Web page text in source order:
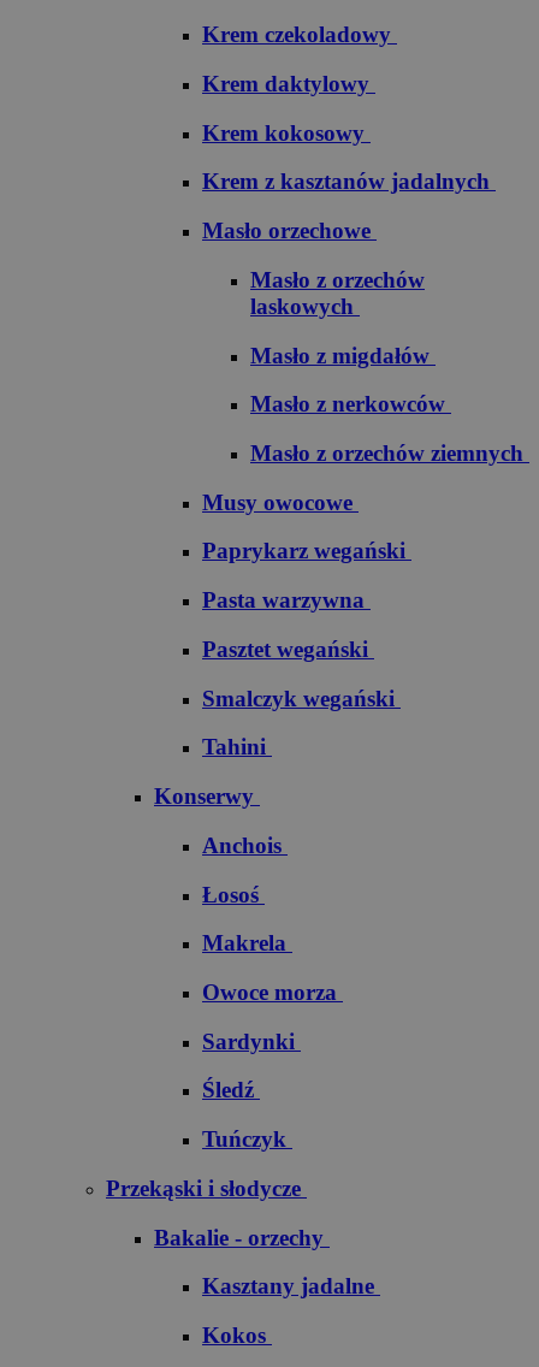
Krem czekoladowy
Krem daktylowy
Krem kokosowy
Krem z kasztanów jadalnych
Masło orzechowe
Masło z orzechów
laskowych
Masło z migdałów
Masło z nerkowców
Masło z orzechów ziemnych
Musy owocowe
Paprykarz wegański
Pasta warzywna
Pasztet wegański
Smalczyk wegański
Tahini
Konserwy
Anchois
Łosoś
Makrela
Owoce morza
Sardynki
Śledź
Tuńczyk
Przekąski i słodycze
Bakalie - orzechy
Kasztany jadalne
Kokos